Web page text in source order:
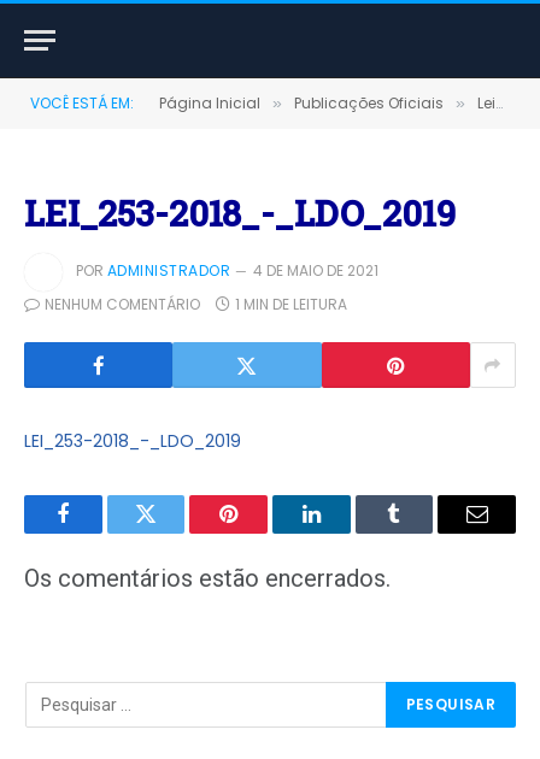
VOCÊ ESTÁ EM: Página Inicial » Publicações Oficiais » Leis
LEI_253-2018_-_LDO_2019
POR ADMINISTRADOR
4 DE MAIO DE 2021
NENHUM COMENTÁRIO
1 MIN DE LEITURA
LEI_253-2018_-_LDO_2019
FacebookTwitter Pinterest LinkedInTumblr
E-
Os comentários estão encerrados.